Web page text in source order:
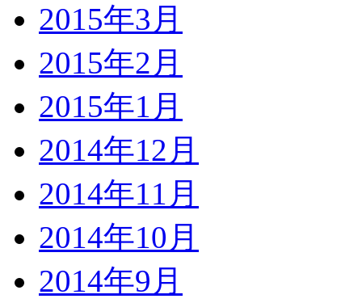
2015年3月
2015年2月
2015年1月
2014年12月
2014年11月
2014年10月
2014年9月